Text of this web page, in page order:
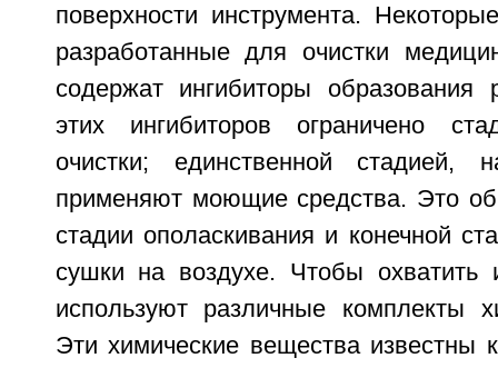
поверхности инструмента.
разработанные для очистки
содержат ингибиторы образования
этих ингибиторов ограничено
очистки; единственной стадией,
применяют моющие средства. Это
стадии ополаскивания и конечной
сушки на воздухе. Чтобы охватить
используют различные комплекты
Эти химические вещества известны